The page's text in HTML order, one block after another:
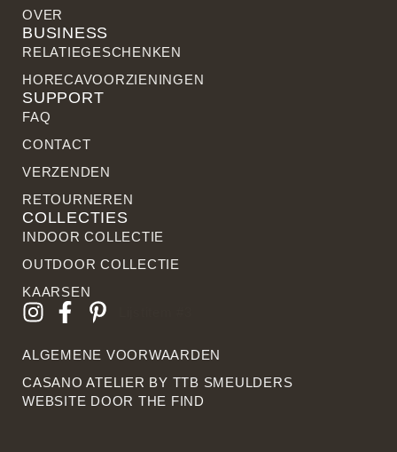
OVER
BUSINESS
RELATIE­GESCHENKEN
HORECAVOORZIENINGEN
SUPPORT
FAQ
CONTACT
VERZENDEN
RETOURNEREN
COLLECTIES
INDOOR COLLECTIE
OUTDOOR COLLECTIE
KAARSEN
ALGEMENE VOORWAARDEN
CASANO ATELIER BY TTB SMEULDERS
WEBSITE DOOR THE FIND